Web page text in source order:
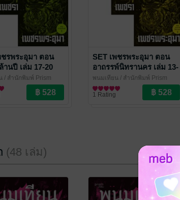
ชรพระอุมา ตอน
านปี เล่ม 17-20
/ สำนักพิมพ์ Prism
ภัย/บู๊แอกชัน
SET เพชรพระอุมา ตอน
อาถรรพ์นิทรานคร เล่ม 13-
16
พนมเทียน / สำนักพิมพ์ Prism
นิยายผจญภัย/บู๊แอกชัน
1 Rating
(48 เล่ม)